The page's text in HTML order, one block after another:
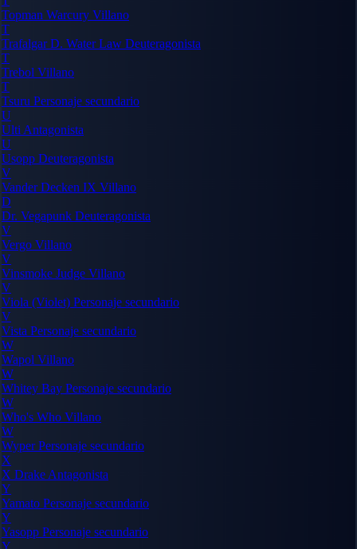
Topman Warcury Villano
T
Trafalgar D. Water Law Deuteragonista
T
Trebol Villano
T
Tsuru Personaje secundario
U
Ulti Antagonista
U
Usopp Deuteragonista
V
Vander Decken IX Villano
D
Dr. Vegapunk Deuteragonista
V
Vergo Villano
V
Vinsmoke Judge Villano
V
Viola (Violet) Personaje secundario
V
Vista Personaje secundario
W
Wapol Villano
W
Whitey Bay Personaje secundario
W
Who's Who Villano
W
WyperPersonaje secundario
X
X Drake Antagonista
Y
Yamato Personaje secundario
Y
Yasopp Personaje secundario
Y